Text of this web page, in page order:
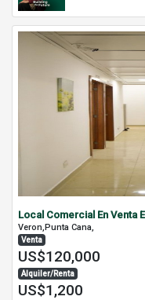
Local Comercial En Venta
Veron,Punta Cana,
Venta
US$120,000
Alquiler/Renta
US$1,200